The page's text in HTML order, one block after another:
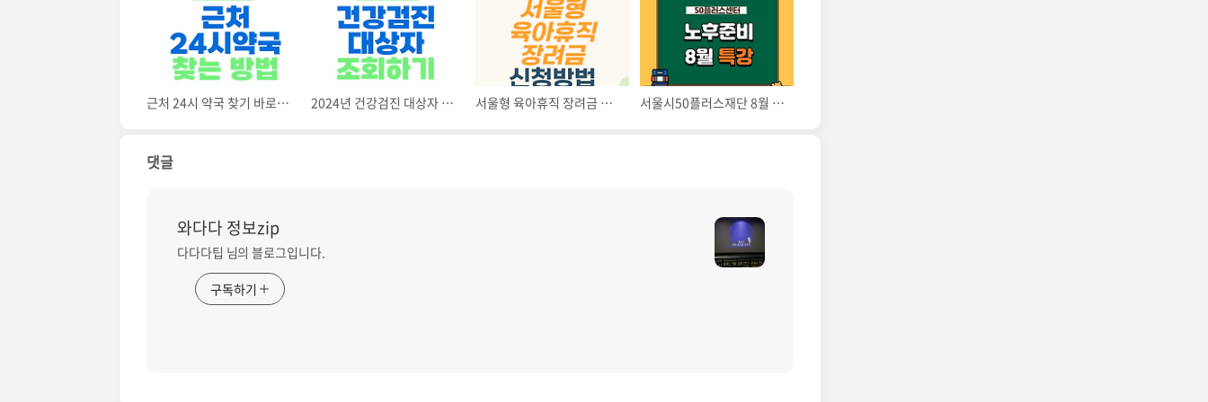
근처 24시 약국 찾기 바로가기 2024년 건강검진 대상자 조회 및 예약방법 서울형 육아휴직 장려금 신청방법 서울시50플러스재단 8월 수강신청
댓글
와다다 정보zip
다다다팁 님의 블로그입니다.
구독하기